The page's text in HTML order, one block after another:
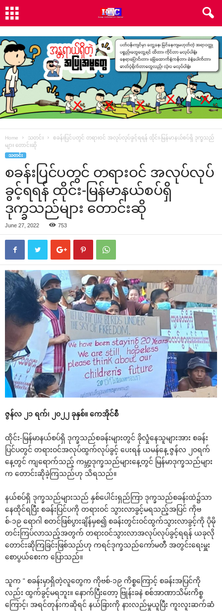
Home သတင်း
စခန်းပြင်ပတွင် တရားဝင် အလုပ်လုပ်ခွင့်ရရန် ထိုင်း-မြန်မာနယ်စပ်ရှိ ဒုက္ခသည်
များ တောင်းဆို
သတင်း
စခန်းပြင်ပတွင် တရားဝင် အလုပ်လုပ်
ခွင့်ရရန် ထိုင်း-မြန်မာနယ်စပ်ရှိ
ဒုက္ခသည်များ တောင်းဆို
June 27, 2022 753
ဇွန်လ ၂၁ ရက်၊ ၂၀၂၂ ခုနှစ်။ ကေအိုင်စီ
ထိုင်း-မြန်မာနယ်စပ်ရှိ ဒုက္ခသည်စခန်းများတွင် ခိုလှုံနေသူများအား စခန်း
ပြင်ပတွင် တရားဝင်အလုပ်ထွက်လုပ်ခွင့် ပေးရန် ယမန်နေ့ ဇွန်လ ၂၀ရက်
နေ့တွင် ကျရောက်သည့် ကမ္ဘာ့ဒုက္ခသည်များနေ့တွင် မြန်မာဒုက္ခသည်များ
က တောင်းဆိုခဲ့ကြသည်ဟု သိရသည်။
နယ်စပ်ရှိ ဒုက္ခသည်များသည် နှစ်ပေါင်းရှည်ကြာ ဒုက္ခသည်စခန်းထဲ၌သာ
နေထိုင်ရပြီး စခန်းပြင်ပကို တရားဝင် သွားလာခွင့်မရသည့်အပြင် ကိုဗ
စ်-၁၉ ရောဂါ စတင်ဖြစ်ပွားချိန်မှစ၍ စခန်းတွင်းဝင်ထွက်သွားလာခွင့်ကို ပိုမို
တင်းကြပ်လာသည့်အတွက် တရားဝင်သွားလာအလုပ်လုပ်ခွင့်ရရန် ယခုလို
တောင်းဆိုကြခြင်းဖြစ်သည်ဟု ကရင်ဒုက္ခသည်ကော်မတီ အတွင်းရေးမှူး
စောပွယ်စေးက ပြောသည်။
သူက “ စခန်းမှာရှိတဲ့လူတွေက ကိုဗစ်-၁၉ ကိစ္စကြောင့် စခန်းအပြင်ကို
လည်း ထွက်ခွင့်မရဘူး။ နောက်ပြီးတော့ ဗြုန်းခနဲ စစ်အာဏာသိမ်းကိစ္စ
ကြောင့်၊ အရင်တုန်းကဆိုရင် နယ်ခြားကို နားလည်မှုယူပြီး ကူးလူးဆက်ဆံ